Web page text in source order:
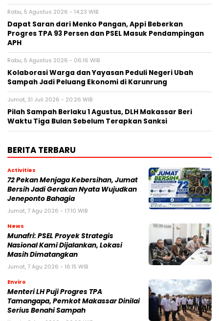
Rabu, 5 Agustus 2026 - 14:23 WIB
Dapat Saran dari Menko Pangan, Appi Beberkan
Progres TPA 93 Persen dan PSEL Masuk Pendampingan
APH
Rabu, 5 Agustus 2026 - 06:16 WIB
Kolaborasi Warga dan Yayasan Peduli Negeri Ubah
Sampah Jadi Peluang Ekonomi di Karunrung
Jumat, 31 Juli 2026 - 20:26 WIB
Pilah Sampah Berlaku 1 Agustus, DLH Makassar Beri
Waktu Tiga Bulan Sebelum Terapkan Sanksi
BERITA TERBARU
Activities
72 Pekan Menjaga Kebersihan, Jumat
Bersih Jadi Gerakan Nyata Wujudkan
Jeneponto Bahagia
Jumat, 7 Agu 2026 - 17:10 WIB
News
Munafri: PSEL Proyek Strategis
Nasional Kami Dijalankan, Lokasi
Masih Dimatangkan
Jumat, 7 Agu 2026 - 16:15 WIB
Enviro
Menteri LH Puji Progres TPA
Tamangapa, Pemkot Makassar Dinilai
Serius Benahi Sampah